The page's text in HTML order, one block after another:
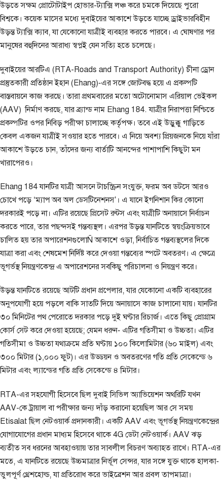
উড়তে সক্ষম প্রোটোটাইপ হোভার-ট্যাক্সি লঞ্চ করে চমকে দিয়েছে পুরো
বিশ্বকে। কয়েক মাসের মধ্যে দুবাইয়ের আকাশে উড়তে যাচ্ছে ড্রাইভারবিহীন
উড়ন্ত ট্যাক্সি ক্যাব, যা যেকোনো যাত্রীই ব্যবহার করতে পারবে। এ ঘোষণার পর
মানুষের বহুদিনের আরাধ্য স্বপ্নই যেন সত্যি হতে চলেছে।
দুবাইয়ের আরটিএ (RTA-Roads and Transport Authority) চীনা ড্রোন
প্রস্তুতকারী প্রতিষ্ঠান ইহান (Ehang)-এর সঙ্গে জোটবদ্ধ হয়ে এ প্রকল্পটি
বাস্তবায়নে কাজ করছে। তারা প্রথমবারের মতো অটোনোমাস এরিয়াল ভেইকল
(AAV) নির্মাণ করছে, যার ব্র্যান্ড নাম Ehang 184. যাত্রীর নিরাপত্তা নিশ্চিতে
প্রকল্পটির ওপর নিবিড় পরীক্ষা চালাচ্ছে কর্তৃপক্ষ। তবে এই উড়ুক্কু গাড়িতে
কেবল একজন যাত্রীই সওয়ার হতে পারবে। এ নিয়ে অবশ্য প্রিয়জনকে নিয়ে যাঁরা
আকাশে উড়তে চান, তাঁদের জন্য বার্তাটি আনন্দের পাশাপাশি কিছুটা মন
খারাপেরও।
Ehang 184 যানটির যাত্রী আসনে টাচস্ক্রিন সংযুক্ত, ফরম অব ডটসে আরও
চোখে পড়ে ‘ম্যাপ অব অল ডেসটিনেশনস’। এ যানে ইগনিশান কির কোনো
দরকারই পড়ে না। এটির রয়েছে প্রিসেট রুটস এবং যাত্রীটি অনায়াসে নির্বাচন
করতে পারে, তার পছন্দসই গন্তব্যস্থল। এরপর উড়ন্ত যানটিতে স্বয়ংক্রিয়ভাবে
চালিত হয় তার অপারেশনগুলোÑ আকাশে ওড়া, নির্বাচিত গন্তব্যস্থলের দিকে
যাত্রা করা এবং শেষমেশ নির্দিষ্ট করে দেওয়া গন্তব্যের স্পটে অবতরণ। এ ক্ষেত্রে
ভূগর্ভস্থ নিয়ন্ত্রণকেন্দ্র এ অপারেশনের সবকিছু পরিচালনা ও নিয়ন্ত্রণ করে।
উড়ন্ত যানটিতে রয়েছে আটটি প্রধান প্রপেলার, যার যেকোনো একটি ব্যবহারের
অনুপযোগী হয়ে পড়লে বাকি সাতটি দিয়ে অনায়াসে কাজ চালানো যায়। যানটির
৩০ মিনিটের পথ পেরোতে দরকার পড়ে দুই ঘণ্টার রিচার্জ। এতে কিছু প্রোগ্রাম
কোর্স সেট করে দেওয়া হয়েছে; যেমন ধরুন- এটির গতিসীমা ও উচ্চতা। এটির
গতিসীমা ও উচ্চতা যথাক্রমে প্রতি ঘণ্টায় ১০০ কিলোমিটার (৬০ মাইল) এবং
৩০০ মিটার (১,০০০ ফুট)। এর উড্ডয়ন ও অবতরণের গতি প্রতি সেকেন্ডে ৬
মিটার এবং ল্যান্ডের গতি প্রতি সেকেন্ডে ৪ মিটার।
RTA-এর সহযোগী হিসেবে ছিল দুবাই সিভিল অ্যাভিয়েশন অথরিটি যখন
AAV-কে ট্রায়াল বা পরীক্ষার জন্য দাঁড় করানো হয়েছিল আর সে সময়
Etisalat ছিল নেটওয়ার্ক প্রদানকারী। একটি AAV এবং ভূগর্ভস্থ নিয়ন্ত্রণকেন্দ্রের
যোগাযোগের প্রধান মাধ্যম হিসেবে থাকে 4G ডেটা নেটওয়ার্ক। AAV ঝড়
ব্যতীত সব ধরনের আবহাওয়ায় তার সাবলীল বিচরণ অব্যাহত রাখে। RTA-এর
মতে, এ যানটিতে রয়েছে উচ্চমাত্রার নির্ভূল সেন্সর, যার সঙ্গে যুক্ত থাকে হালকা-
ভুলপূর্ণ থ্রেশহোল্ড, যা প্রতিরোধ করে ভাইব্রেশন আর প্রবল তাপমাত্রা।